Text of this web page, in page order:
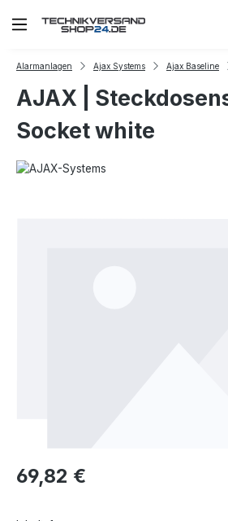
Zum Hauptinhalt springen
Alarmanlagen Ajax Systems Ajax Baseline
AJAX |
Socket white
Regulärer Preis:
69,82 €